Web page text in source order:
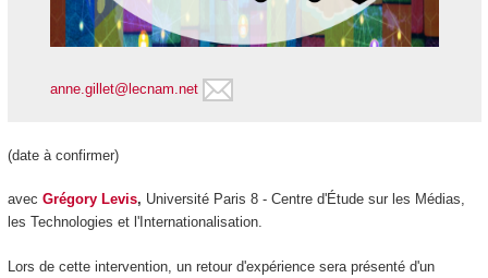
anne.gillet@lecnam.net
(date à confirmer)
avec Grégory Levis, Université Paris 8 - Centre d'Étude sur les Médias,
les Technologies et l'Internationalisation.
Lors de cette intervention, un retour d'expérience sera présenté d'un